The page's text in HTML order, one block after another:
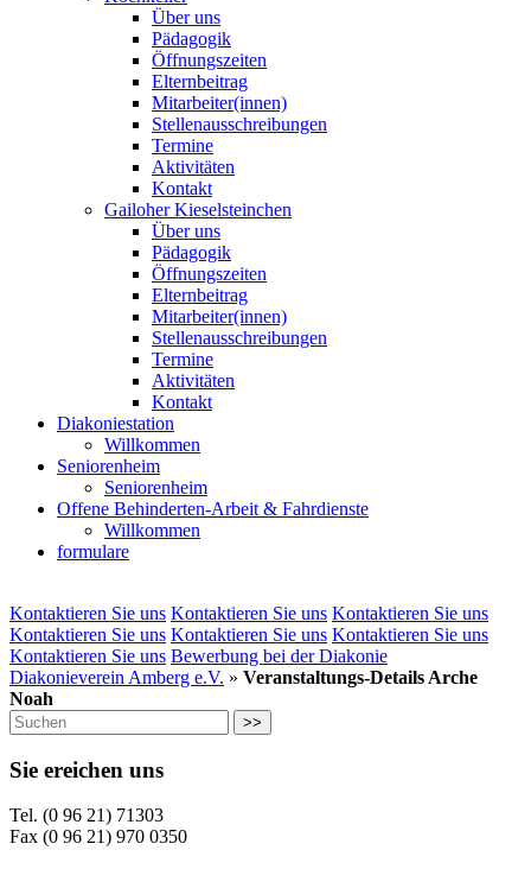
Über uns
Pädagogik
Öffnungszeiten
Elternbeitrag
Mitarbeiter(innen)
Stellenausschreibungen
Termine
Aktivitäten
Kontakt
Gailoher Kieselsteinchen
Über uns
Pädagogik
Öffnungszeiten
Elternbeitrag
Mitarbeiter(innen)
Stellenausschreibungen
Termine
Aktivitäten
Kontakt
Diakoniestation
Willkommen
Seniorenheim
Seniorenheim
Offene Behinderten-Arbeit & Fahrdienste
Willkommen
formulare
Kontaktieren Sie uns Kontaktieren Sie uns Kontaktieren Sie uns
Kontaktieren Sie uns Kontaktieren Sie uns Kontaktieren Sie uns
Kontaktieren Sie uns Bewerbung bei der Diakonie
Diakonieverein Amberg e.V. » Veranstaltungs-Details Arche
Noah
>>
Sie ereichen uns
Tel. (0 96 21) 71303
Fax (0 96 21) 970 0350